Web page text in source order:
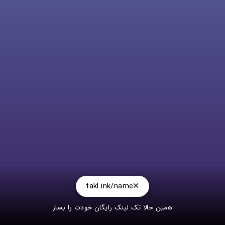
takl.ink/name
همین حالا تک لینک رایگان خودت را بساز